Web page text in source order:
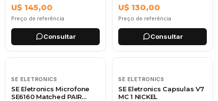
U$ 145,00
Preço de referência
Consultar
U$ 130,00
Preço de referência
Consultar
SE ELETRONICS
SE Eletronics Microfone
SE6160 Matched PAIR
SE ELETRONICS
SE Eletronics Capsulas V7
MC 1 NICKEL